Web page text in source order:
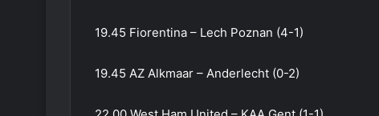
19.45 Fiorentina – Lech Poznan (4-1)
19.45 AZ Alkmaar – Anderlecht (0-2)